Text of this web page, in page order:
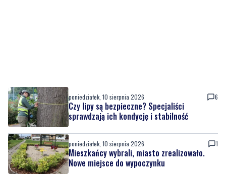
poniedziałek, 10 sierpnia 2026 6
Czy lipy są bezpieczne? Specjaliści
sprawdzają ich kondycję i stabilność
poniedziałek, 10 sierpnia 2026 1
Mieszkańcy wybrali, miasto zrealizowało.
Nowe miejsce do wypoczynku